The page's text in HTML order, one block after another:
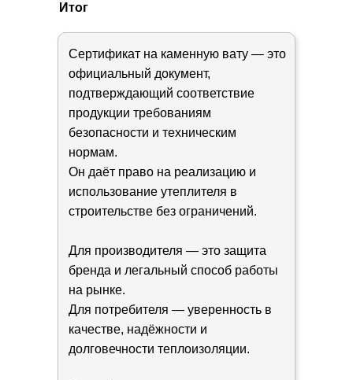
Итог
Сертификат на каменную вату — это
официальный документ,
подтверждающий соответствие
продукции требованиям
безопасности и техническим
нормам.
Он даёт право на реализацию и
использование утеплителя в
строительстве без ограничений.
Для производителя — это защита
бренда и легальный способ работы
на рынке.
Для потребителя — уверенность в
качестве, надёжности и
долговечности теплоизоляции.